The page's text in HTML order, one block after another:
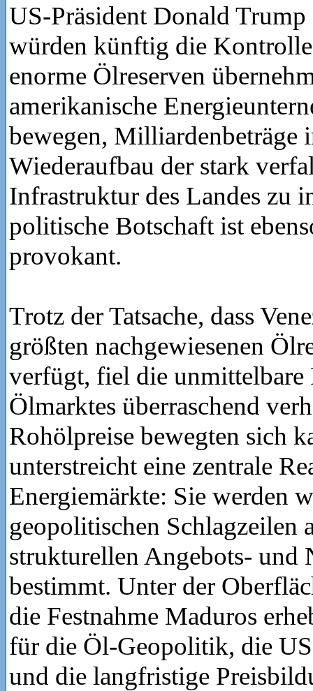
US-Präsident Donald
würden künftig die Kontrolle
enorme Ölreserven
amerikanische
bewegen, Milliardenbeträge
Wiederaufbau der stark
Infrastruktur des Landes zu
politische Botschaft ist
provokant.
Trotz der Tatsache, dass
größten nachgewiesenen
verfügt, fiel die unmittelbare
Ölmarktes überraschend
Rohölpreise bewegten sich
unterstreicht eine zentrale
Energiemärkte: Sie werden
geopolitischen Schlagzeilen
strukturellen Angebots- und
bestimmt. Unter der
die Festnahme Maduros
für die Öl-Geopolitik, die
und die langfristige